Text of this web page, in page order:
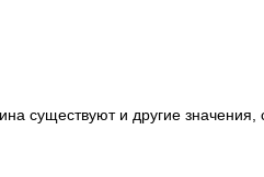
существуют и другие значения,